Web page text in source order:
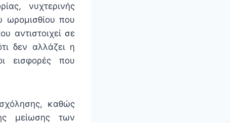
νυχτερινής
ωρομισθίου που
αντιστοιχεί σε
δεν αλλάζει η
εισφορές που
καθώς
μείωσης των